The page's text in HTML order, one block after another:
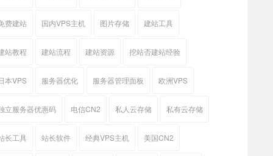
费建站 国内VPS主机 图片存储 建站工具
站教程 建站流程 建站资源 挖站否建站经验
本VPS 服务器优化 服务器管理面板 欧洲VPS
立服务器优惠码 电信CN2 私人云存储 私有云存储
长工具 站长软件 经典VPS主机 美国CN2